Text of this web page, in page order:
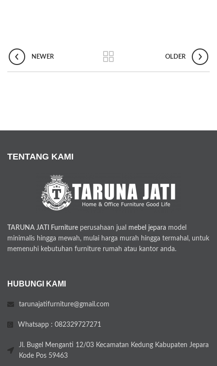
NEWER OLDER
TENTANG KAMI
TARUNA JATI Furniture perusahaan jual mebel jepara model
minimalis hingga mewah, mulai harga murah hingga termahal, untuk
memenuhi kebutuhan furniture rumah atau kantor anda.
HUBUNGI KAMI
tarunajatifurniture@gmail.com
Whatsapp : 082329727271
Jl. Bugel Menganti 12/03 Kecamatan Kedung Kabupaten Jepara
Kode Pos 59463